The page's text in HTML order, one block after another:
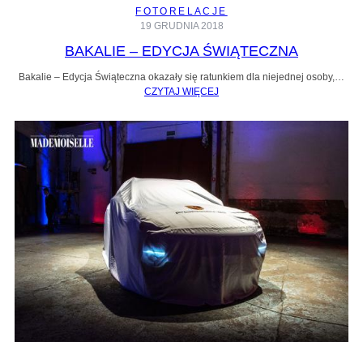
FOTORELACJE
19 GRUDNIA 2018
BAKALIE – EDYCJA ŚWIĄTECZNA
Bakalie – Edycja Świąteczna okazały się ratunkiem dla niejednej osoby,…
CZYTAJ WIĘCEJ